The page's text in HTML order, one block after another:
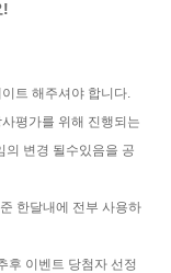
!
트 해주셔야 합니다.
평가를 위해 진행되는
의 변경 될수있음을 공
한달내에 전부 사용하
후 이벤트 당첨자 선정